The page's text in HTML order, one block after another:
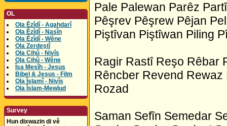
OL
Ola Êzîdî - Agahdarî
Ola Êzîdî - Nasîn
Ola Êzîdî - Wêne
Ola Zerdeştî
Ola Cihû - Nivîs
Ola Cihû - Wêne
Îsa Mesîh - Jesus
Bibel & Jesus - Film
Ola Îslamî - Nivîs
Ola Îslam-Mewlud
Survey
Hun dixwazin di vê
Pale Palewan Parêz
Pêşrev Pêşrew Pêjan
Piştîvan Piştîwan Piling
Ragir Rastî Reşo Rêbar
Rêncber Revend
Rozad
Saman Sefîn Semedar